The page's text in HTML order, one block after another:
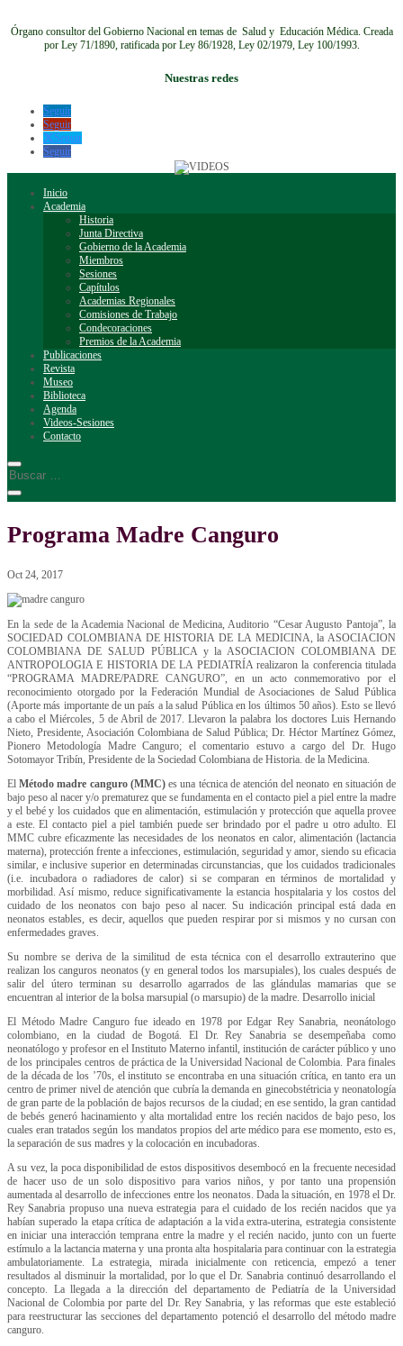
Órgano consultor del Gobierno Nacional en temas de Salud y Educación Médica. Creada
por Ley 71/1890, ratificada por Ley 86/1928, Ley 02/1979, Ley 100/1993.
Nuestras redes
Seguir
Seguir
Seguir
Seguir
Inicio
Academia
Historia
Junta Directiva
Gobierno de la Academia
Miembros
Sesiones
Capítulos
Academias Regionales
Comisiones de Trabajo
Condecoraciones
Premios de la Academia
Publicaciones
Revista
Museo
Biblioteca
Agenda
Videos-Sesiones
Contacto
Programa Madre Canguro
Oct 24, 2017
En la sede de la Academia Nacional de Medicina, Auditorio “Cesar Augusto Pantoja”, la
SOCIEDAD COLOMBIANA DE HISTORIA DE LA MEDICINA, la ASOCIACION
COLOMBIANA DE SALUD PÚBLICA y la ASOCIACION COLOMBIANA DE
ANTROPOLOGIA E HISTORIA DE LA PEDIATRÍA realizaron la conferencia titulada
“PROGRAMA MADRE/PADRE CANGURO”, en un acto conmemorativo por el
reconocimiento otorgado por la Federación Mundial de Asociaciones de Salud Pública
(Aporte más importante de un país a la salud Pública en los últimos 50 años). Esto se llevó
a cabo el Miércoles, 5 de Abril de 2017. Llevaron la palabra los doctores Luis Hernando
Nieto, Presidente, Asociación Colombiana de Salud Pública; Dr. Héctor Martínez Gómez,
Pionero Metodología Madre Canguro; el comentario estuvo a cargo del Dr. Hugo
Sotomayor Tribín, Presidente de la Sociedad Colombiana de Historia. de la Medicina.
ElMétodo madre canguro (MMC)es una técnica de atención del neonato en situación de
bajo peso al nacer y/o prematurez que se fundamenta en el contacto piel a piel entre la madre
y el bebé y los cuidados que en alimentación, estimulación y protección que aquella provee
a este. El contacto piel a piel también puede ser brindado por el padre u otro adulto. El
MMC cubre eficazmente las necesidades de los neonatos en calor, alimentación (lactancia
materna), protección frente a infecciones, estimulación, seguridad y amor, siendo su eficacia
similar, e inclusive superior en determinadas circunstancias, que los cuidados tradicionales
(i.e. incubadora o radiadores de calor) si se comparan en términos de mortalidad y
morbilidad. Así mismo, reduce significativamente la estancia hospitalaria y los costos del
cuidado de los neonatos con bajo peso al nacer. Su indicación principal está dada en
neonatos estables, es decir, aquellos que pueden respirar por si mismos y no cursan con
enfermedades graves.
Su nombre se deriva de la similitud de esta técnica con el desarrollo extrauterino que
realizan los canguros neonatos (y en general todos los marsupiales), los cuales después de
salir del útero terminan su desarrollo agarrados de las glándulas mamarias que se
encuentran al interior de la bolsa marsupial (o marsupio) de la madre. Desarrollo inicial
El Método Madre Canguro fue ideado en 1978 por Edgar Rey Sanabria, neonátologo
colombiano, en la ciudad de Bogotá. El Dr. Rey Sanabria se desempeñaba como
neonatólogo y profesor en el Instituto Materno infantil, institución de carácter público y uno
de los principales centros de práctica de la Universidad Nacional de Colombia. Para finales
de la década de los ’70s, el instituto se encontraba en una situación crítica, en tanto era un
centro de primer nivel de atención que cubría la demanda en ginecobstétricia y neonatología
de gran parte de la población de bajos recursos de la ciudad; en ese sentido, la gran cantidad
de bebés generó hacinamiento y alta mortalidad entre los recién nacidos de bajo peso, los
cuales eran tratados según los mandatos propios del arte médico para ese momento, esto es,
la separación de sus madres y la colocación en incubadoras.
A su vez, la poca disponibilidad de estos dispositivos desembocó en la frecuente necesidad
de hacer uso de un solo dispositivo para varios niños, y por tanto una propensión
aumentada al desarrollo de infecciones entre los neonatos. Dada la situación, en 1978 el Dr.
Rey Sanabria propuso una nueva estrategia para el cuidado de los recién nacidos que ya
habían superado la etapa crítica de adaptación a la vida extra-uterina, estrategia consistente
en iniciar una interacción temprana entre la madre y el recién nacido, junto con un fuerte
estímulo a la lactancia materna y una pronta alta hospitalaria para continuar con la estrategia
ambulatoriamente. La estrategia, mirada inicialmente con reticencia, empezó a tener
resultados al disminuir la mortalidad, por lo que el Dr. Sanabria continuó desarrollando el
concepto. La llegada a la dirección del departamento de Pediatría de la Universidad
Nacional de Colombia por parte del Dr. Rey Sanabria, y las reformas que este estableció
para reestructurar las secciones del departamento potenció el desarrollo del método madre
canguro.